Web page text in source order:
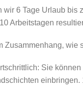
wir 6 Tage Urlaub
Arbeitstagen
Zusammenhang,
Sie